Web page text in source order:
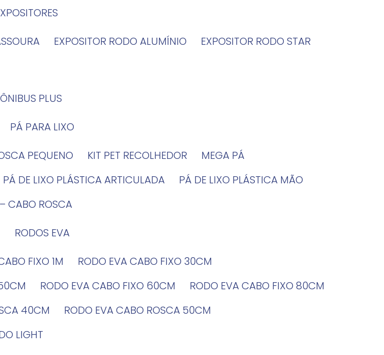
EXPOSITORES
EXPOSITOR RODO ALUMÍNIO
EXPOSITOR RODO STAR
PLUS
PÁ PARA LIXO
PEQUENO KIT PET RECOLHEDOR
MEGA PÁ
PÁ DE LIXO PLÁSTICA ARTICULADA
PÁ DE LIXO PLÁSTICA MÃO
– CABO ROSCA
RODOS EVA
FIXO 1M
RODO EVA CABO FIXO 30CM
RODO EVA CABO FIXO 60CM
RODO EVA CABO FIXO 80CM
40CM
RODO EVA CABO ROSCA 50CM
LIGHT